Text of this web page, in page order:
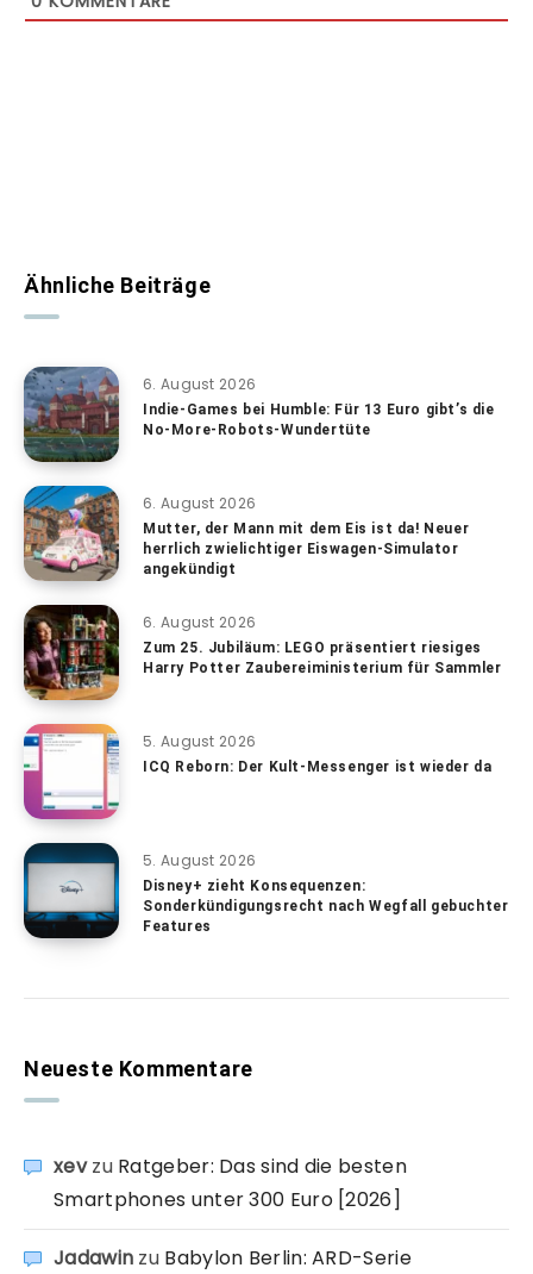
Ähnliche Beiträge
6. August 2026
Indie-Games bei Humble: Für 13 Euro gibt’s die
No-More-Robots-Wundertüte
6. August 2026
Mutter, der Mann mit dem Eis ist da! Neuer
herrlich zwielichtiger Eiswagen-Simulator
angekündigt
6. August 2026
Zum 25. Jubiläum: LEGO präsentiert riesiges
Harry Potter Zaubereiministerium für Sammler
5. August 2026
ICQ Reborn: Der Kult-Messenger ist wieder da
5. August 2026
Disney+ zieht Konsequenzen:
Sonderkündigungsrecht nach Wegfall gebuchter
Features
Neueste Kommentare
xevzu Ratgeber: Das sind die besten
Smartphones unter 300 Euro [2026]
Jadawin zu Babylon Berlin: ARD-Serie